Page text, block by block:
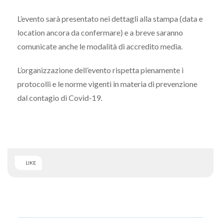
L’evento sarà presentato nei dettagli alla stampa (data e
location ancora da confermare) e a breve saranno
comunicate anche le modalità di accredito media.
L’organizzazione dell’evento rispetta pienamente i
protocolli e le norme vigenti in materia di prevenzione
dal contagio di Covid-19.
LIKE